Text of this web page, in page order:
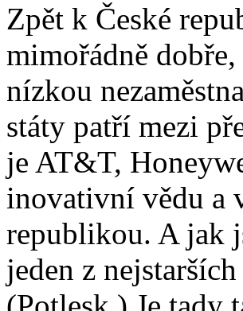
Zpět k České
mimořádně
nízkou
státy patří mezi
je AT&T,
inovativní vědu a
republikou. A jak
jeden z